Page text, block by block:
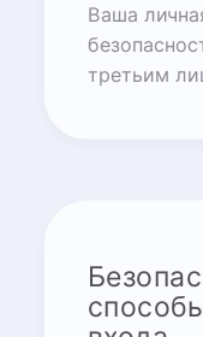
Ваша
третьим